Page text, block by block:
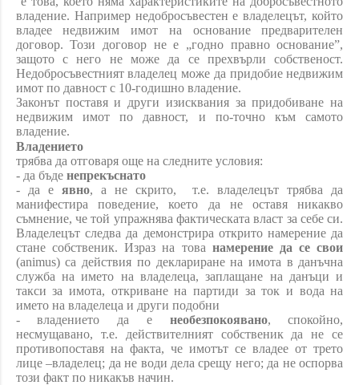
владение. Например недобросъвестен е владелецът, който
владее недвижим имот на основание предварителен
договор. Този договор не е „годно правно основание”,
защото с него не може да се прехвърли собственост.
Недобросъвестният владелец може да придобие недвижим
имот по давност с 10-годишно владение.
Законът поставя и други изисквания за придобиване на
недвижим имот по давност, и по-точно към самото
владение.
Владението
трябва да отговаря още на следните условия:
- да бъде непрекъснато
- да е явно, а не скрито, т.е.владелецът трябва да
манифестира поведение, което да не оставя никакво
съмнение, че той упражнява фактическата власт за себе си.
Владелецът следва да демонстрира открито намерение да
стане собственик. Израз на това намерение да се свои
(animus)са действия по деклариране на имота в данъчна
служба на името на владелеца, заплащане на данъци и
такси за имота, откриване на партиди за ток и вода на
името на владелеца и други подобни
- владението да е необезпокоявано, спокойно,
несмущавано, т.е. действителният собственик да не се
противопоставя на факта, че имотът се владее от трето
лице –владелец; да не води дела срещу него; да не оспорва
този факт по никакъв начин.